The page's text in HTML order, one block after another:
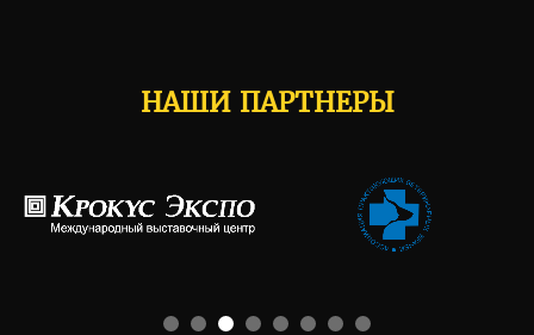
НАШИ ПАРТНЕРЫ